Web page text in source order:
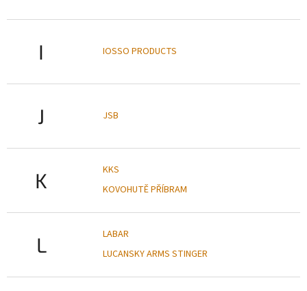
I IOSSO PRODUCTS
J JSB
K
KKS
KOVOHUTĚ PŘÍBRAM
L
LABAR
LUCANSKY ARMS STINGER